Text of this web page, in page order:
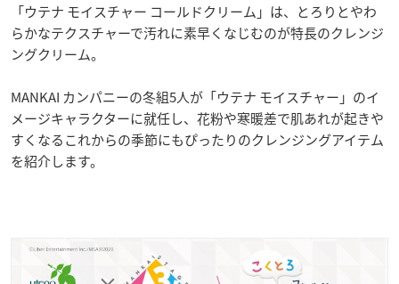
「ウテナ モイスチャー コールドクリーム」は、とろりとやわ
らかなテクスチャーで汚れに素早くなじむのが特長のクレンジ
ングクリーム。
MANKAI カンパニーの冬組5人が「ウテナ モイスチャー」のイ
メージキャラクターに就任し、花粉や寒暖差で肌あれが起きや
すくなるこれからの季節にもぴったりのクレンジングアイテム
を紹介します。